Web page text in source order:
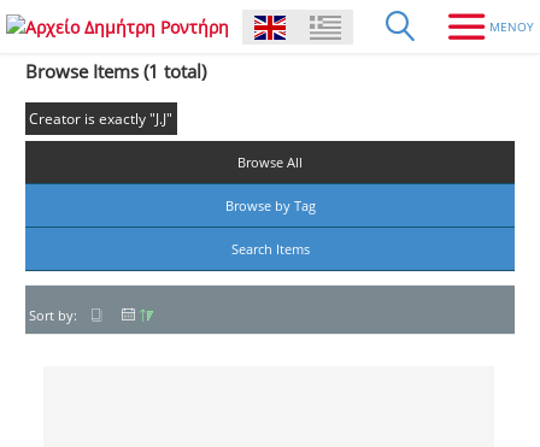
Browse Items (1 total)
Creator is exactly "J.J"
Browse All
Browse by Tag
Search Items
Sort by: